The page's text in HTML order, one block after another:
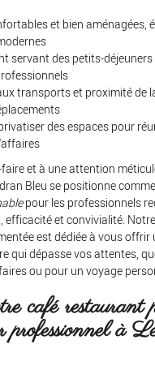
et bien aménagées,
servant des petits-
transports et proximité de
des espaces pour
et à une attention
Bleu se positionne
pour les professionnels
efficacité et convivialité.
est dédiée à vous offrir
qui dépasse vos attentes,
ou pour un voyage
café restaurant
professionnel à